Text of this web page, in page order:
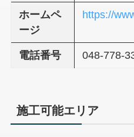
ホームペ
ージ
https://
電話番号 048-778-
施工可能エリア